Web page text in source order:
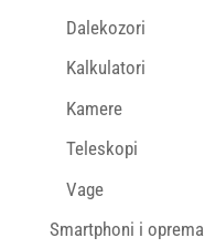
Dalekozori
Kalkulatori
Kamere
Teleskopi
Vage
Smartphoni i oprema